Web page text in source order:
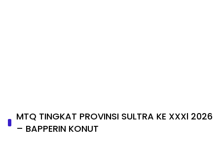
MTQ TINGKAT PROVINSI SULTRA KE XXXl 2026
– BAPPERIN KONUT